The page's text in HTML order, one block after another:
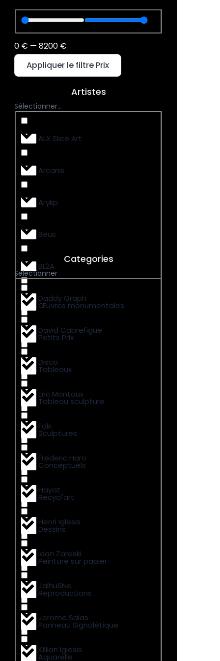
0 € — 8200 €
Appliquer le filtre Prix
Artistes
Sélectionner...
ALX Slice Art
Arcanis
Arykp
Beus
BL2A
Daddy Graph
David Cabrefigue
Disco
Eric Montaux
Faki
Frederic Haro
Hayat
Henri Iglesis
Idan Zareski
Jalhu6Ne
Jerome Salas
Killian Iglesis
Categories
Sélectionner
Œuvres monumentales
Petits Prix
Tableaux
Tableau sculpture
Sculptures
Conceptuels
Recycl'art
Dessins
Peinture sur papier
Reproductions
Panneau Signalétique
Aquarelle